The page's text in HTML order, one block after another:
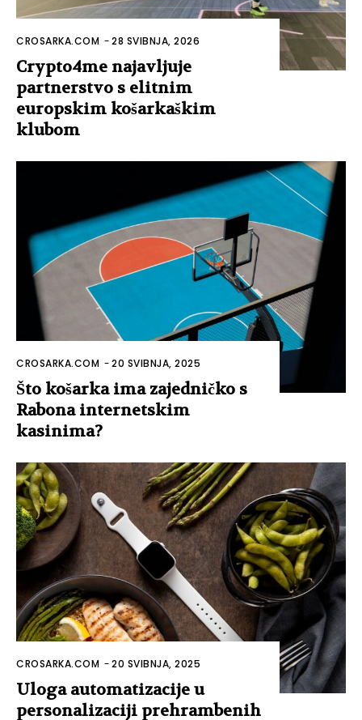
CROSARKA.COM -28 SVIBNJA, 2026
Crypto4me najavljuje
partnerstvo s elitnim
europskim košarkaškim
klubom
CROSARKA.COM -20 SVIBNJA, 2025
Što košarka ima zajedničko s
Rabona internetskim
kasinima?
CROSARKA.COM -20 SVIBNJA, 2025
Uloga automatizacije u
personalizaciji prehrambenih